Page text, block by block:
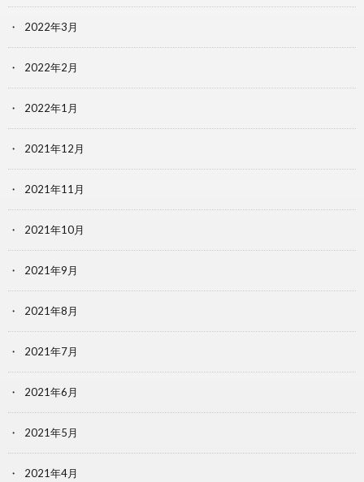
2022年3月
2022年2月
2022年1月
2021年12月
2021年11月
2021年10月
2021年9月
2021年8月
2021年7月
2021年6月
2021年5月
2021年4月